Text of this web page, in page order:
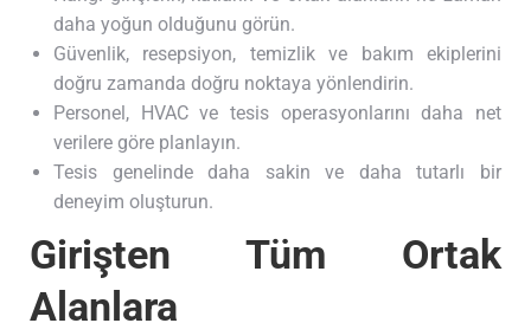
daha yoğun olduğunu görün.
Güvenlik, resepsiyon, temizlik ve bakım ekiplerini
doğru zamanda doğru noktaya yönlendirin.
Personel, HVAC ve tesis operasyonlarını daha net
verilere göre planlayın.
Tesis genelinde daha sakin ve daha tutarlı bir
deneyim oluşturun.
Girişten Tüm Ortak
Alanlara